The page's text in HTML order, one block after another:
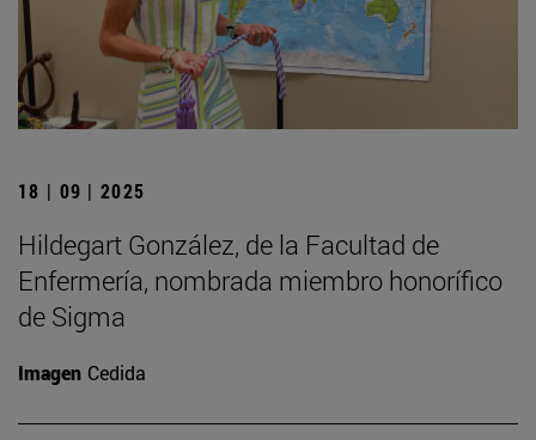
18 | 09 | 2025
Hildegart González, de la Facultad de
Enfermería, nombrada miembro honorífico
de Sigma
Imagen Cedida